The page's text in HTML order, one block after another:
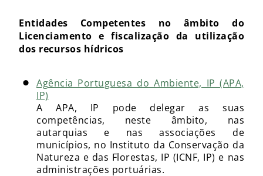
Entidades Competentes no âmbito do
Licenciamento e fiscalização da utilização
dos recursos hídricos
Agência Portuguesa do Ambiente, IP (APA,
IP)
A APA, IP pode delegar as suas
competências, neste âmbito, nas
autarquias e nas associações de
municípios, no Instituto da Conservação da
Natureza e das Florestas, IP (ICNF, IP) e nas
administrações portuárias.